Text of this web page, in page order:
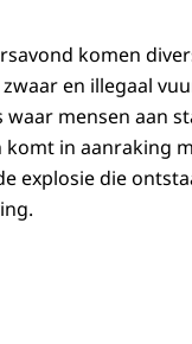
komen
en illegaal
mensen aan
komt in aanraking
explosie die